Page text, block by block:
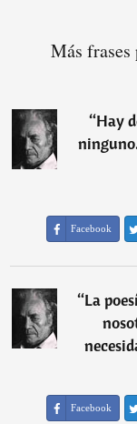
Más
“Hay
Facebook
“La
Facebook